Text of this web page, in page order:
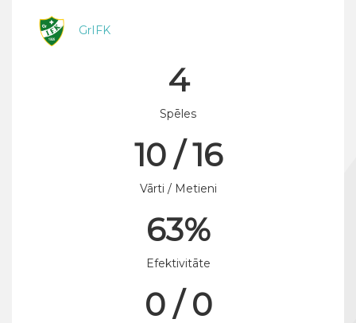
GrIFK
4
Spēles
10 / 16
Vārti / Metieni
63%
Efektivitāte
0 / 0